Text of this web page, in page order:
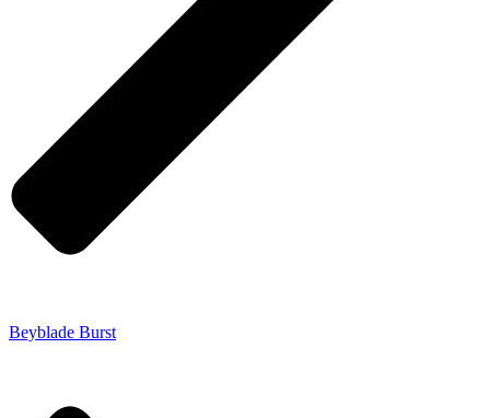
Beyblade Burst